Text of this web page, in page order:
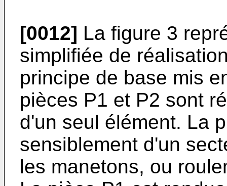
[0012] La figure 3
simplifiée de
principe de base mis
pièces P1 et P2 sont
d'un seul élément. La
sensiblement d'un
les manetons, ou